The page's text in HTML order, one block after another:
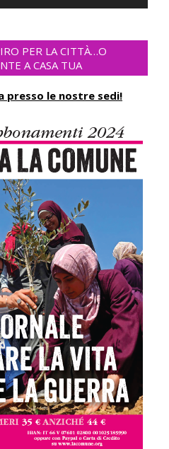
PER LA CITTÀ…O
A CASA TUA
presso le nostre sedi!